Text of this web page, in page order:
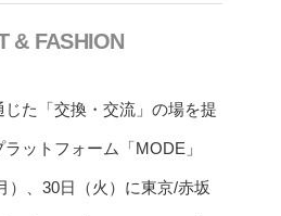
& FASHION
た「交換・交流」の場を提
ットフォーム「MODE」
）、30日（火）に東京/赤坂